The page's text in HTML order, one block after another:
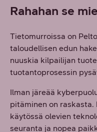
Rahahan se
Tietomurroissa on
taloudellisen edun
nuuskia kilpailijan
tuotantoprosessin
Ilman järeää
pitäminen on
käytössä olevien
seuranta ja nopea